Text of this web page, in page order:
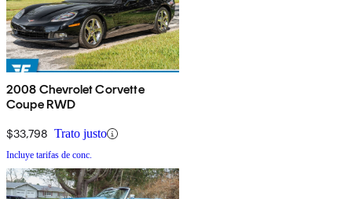
2008 Chevrolet Corvette
Coupe RWD
$33,798 Trato justo
Incluye tarifas de conc.